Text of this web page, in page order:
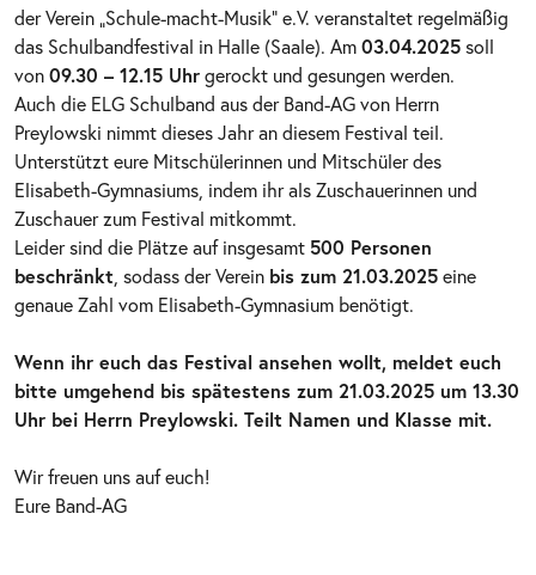
der Verein „Schule-macht-Musik“ e.V. veranstaltet regelmäßig
das Schulbandfestival in Halle (Saale). Am03.04.2025soll
von09.30 – 12.15 Uhrgerockt und gesungen werden.
Auch die ELG Schulband aus der Band-AG von Herrn
Preylowski nimmt dieses Jahr an diesem Festival teil.
Unterstützt eure Mitschülerinnen und Mitschüler des
Elisabeth-Gymnasiums, indem ihr als Zuschauerinnen und
Zuschauer zum Festival mitkommt.
Leider sind die Plätze auf insgesamt 500 Personen
beschränkt , sodass der Verein bis zum 21.03.2025eine
genaue Zahl vom Elisabeth-Gymnasium benötigt.
Wenn ihr euch das Festival ansehen wollt, meldet euch
bitte umgehend bis spätestens zum 21.03.2025 um 13.30
Uhr bei Herrn Preylowski. Teilt Namen und Klasse mit.
Wir freuen uns auf euch!
Eure Band-AG